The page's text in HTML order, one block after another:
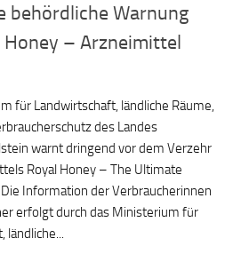
behördliche Warnung
– Arzneimittel
für Landwirtschaft, ländliche Räume,
des Landes
warnt dringend vor dem Verzehr
Royal Honey – The Ultimate
Information der Verbraucherinnen
erfolgt durch das Ministerium für
ländliche...